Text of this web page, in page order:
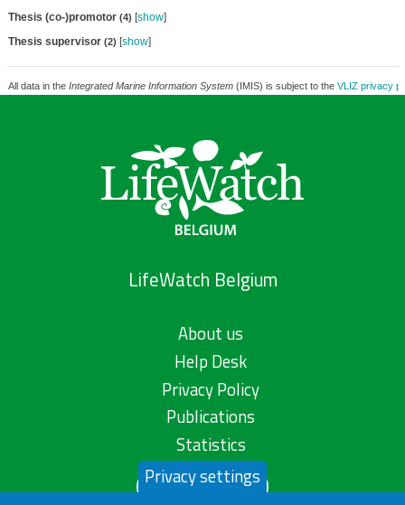
Thesis (co-)promotor (4) [show]
Thesis supervisor (2) [show]
All data in the Integrated Marine Information System(IMIS) is subject to the VLIZ privacy
LifeWatch Belgium
About us
Help Desk
Privacy Policy
Publications
Statistics
Contact us
Privacy settings